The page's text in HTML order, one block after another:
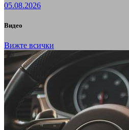
05.08.2026
Видео
Вижте всички